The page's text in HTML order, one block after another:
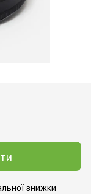
знижки